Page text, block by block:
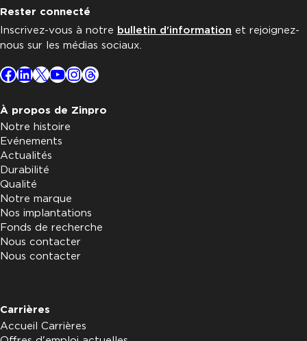
Rester connecté
Inscrivez-vous à notre bulletin d'information et rejoignez-
nous sur les médias sociaux.
Facebook
LinkedIn
X YouTube
Instagram
Threads
À propos de Zinpro
Notre histoire
Evénements
Actualités
Durabilité
Qualité
Notre marque
Nos implantations
Fonds de recherche
Nous contacter
Nous contacter
Carrières
Accueil Carrières